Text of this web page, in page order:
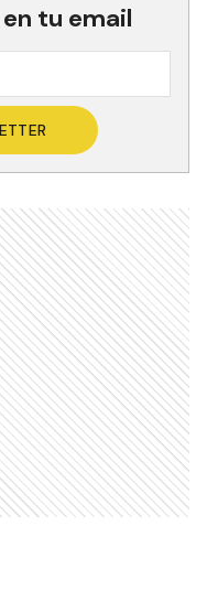
tu email